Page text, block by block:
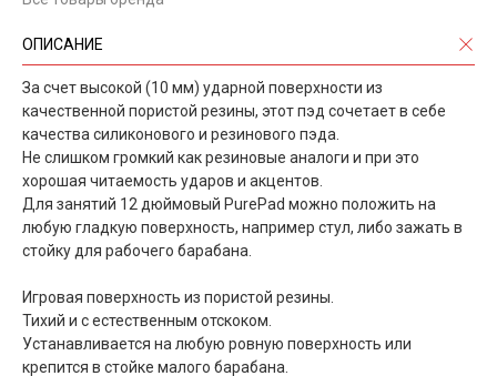
ОПИСАНИЕ
За счет высокой (10 мм) ударной поверхности из
качественной пористой резины, этот пэд сочетает в себе
качества силиконового и резинового пэда.
Не слишком громкий как резиновые аналоги и при это
хорошая читаемость ударов и акцентов.
Для занятий 12 дюймовый PurePad можно положить на
любую гладкую поверхность, например стул, либо зажать в
стойку для рабочего барабана.
Игровая поверхность из пористой резины.
Тихий и с естественным отскоком.
Устанавливается на любую ровную поверхность или
крепится в стойке малого барабана.